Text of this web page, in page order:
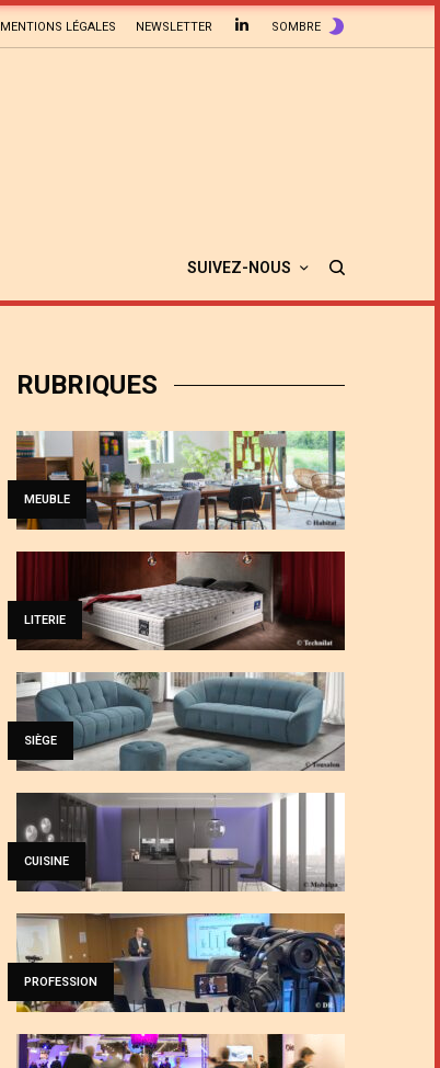
MENTIONS LÉGALES NEWSLETTER SOMBRE
SUIVEZ-NOUS
RUBRIQUES
MEUBLE
LITERIE
SIÈGE
CUISINE
PROFESSION